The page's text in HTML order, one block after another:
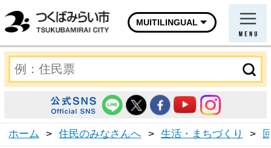
MUITILINGUAL
ホーム > 住民のみなさんへ > 生活・まちづくり >